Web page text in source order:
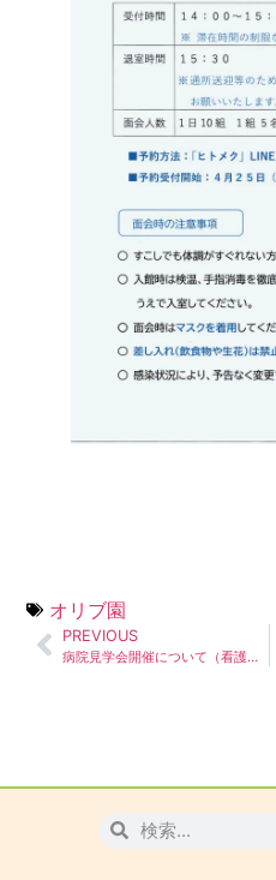
オリブ園
PREVIOUS
病院見学会開催について（看護師・看護補助者向け）